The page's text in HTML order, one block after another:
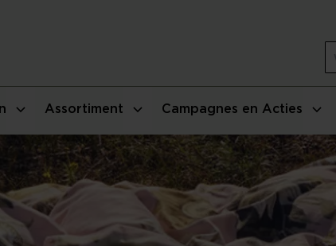
Assortiment Campagnes en Acties